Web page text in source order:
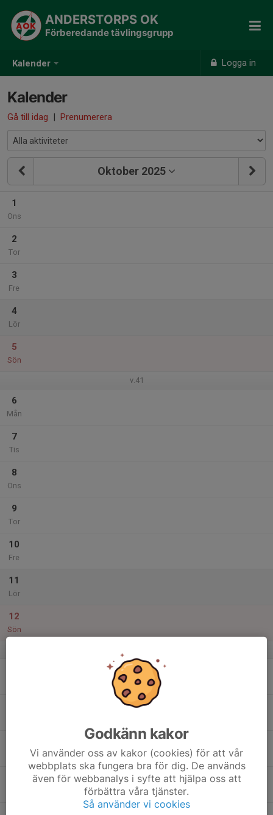
Kalender Logga in
ANDERSTORPS OK
Förberedande tävlingsgrupp
Kalender
Gå till idag | Prenumerera
Oktober 2025
1
Ons
2
Tor
3
Fre
4
Lör
5
Sön
v.41
6
Mån
7
Tis
8
Ons
9
Tor
10
Fre
11
Lör
12
Sön
Godkänn kakor
Vi använder oss av kakor (cookies) för att vår
webbplats ska fungera bra för dig. De används
även för webbanalys i syfte att hjälpa oss att
förbättra våra tjänster.
Så använder vi cookies